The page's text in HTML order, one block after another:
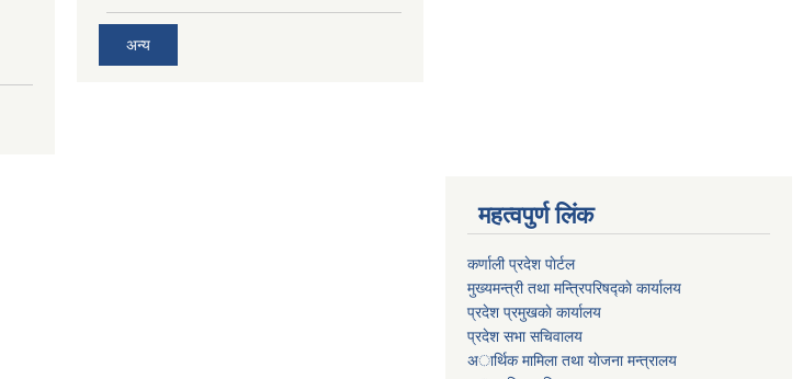
अन्य
महत्वपुर्ण लिंक
कर्णाली प्रदेश पाेर्टल
मुख्यमन्त्री तथा मन्त्रिपरिषद्काे कार्यालय
प्रदेश प्रमुखकाे कार्यालय
प्रदेश सभा सचिवालय
अार्थिक मामिला तथा याेजना मन्त्रालय